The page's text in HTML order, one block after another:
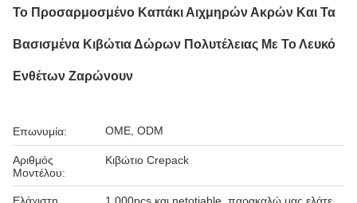
Το Προσαρμοσμένο Καπάκι Αιχμηρών Ακρών Και Τα
Βασισμένα Κιβώτια Δώρων Πολυτέλειας Με Το Λευκό
Ενθέτων Ζαρώνουν
Επωνυμία: OME, ODM
Αριθμός
Μοντέλου:
Κιβώτιο Crepack